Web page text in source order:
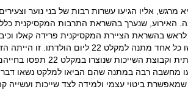
22, היו אירוע שיא מרגש, אליו הגיעו עשרות רבות של בני נוער
האירוע, שנערך בהשראת התרבות המקסיקנית כלל
בהשראת הציירת המקסיקנית פרידה קאלו
באירוע היה כשמשתתפי המקלט הגישו כל אחד מתנה
המקום המשמעותי שהפעילות האמנותית
מחשבה רבה במתנה שהם הביאו למלקט נשאו
שמאפשרת ביטוי עצמי ולמידה לצד שייכות ועשייה